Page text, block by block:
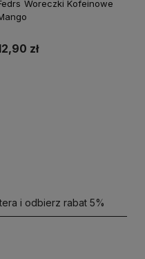
Woreczki Kofeinowe
zł
i odbierz rabat 5%